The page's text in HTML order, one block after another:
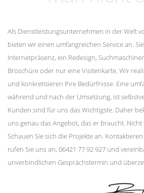
Als Dienstleistungsunternehmen in der Welt
bieten wir einen umfangreichen Service an.
Internetpräsenz, ein Redesign,
Broschüre oder nur eine Visitenkarte. Wir
und konkretisieren Ihre Bedürfnisse. Eine
während und nach der Umsetzung, ist
Kunden sind für uns das Wichtigste. Daher
uns genau das Angebot, das er braucht.
Schauen Sie sich die Projekte an.
rufen Sie uns an, 06421 77 92 927 und
unverbindlichen Gesprächstermin und